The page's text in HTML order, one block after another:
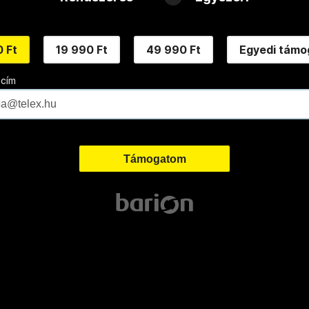
Ft 19 990 Ft 49 990 Ft Egyedi